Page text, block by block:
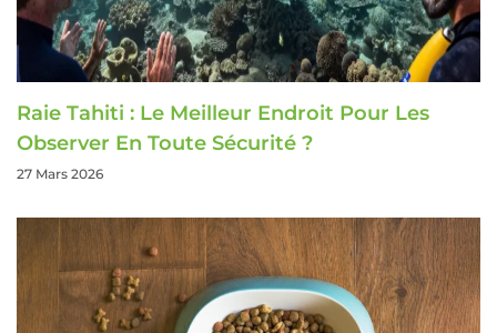
Raie Tahiti : Le Meilleur Endroit Pour Les
Observer En Toute Sécurité ?
27 Mars 2026